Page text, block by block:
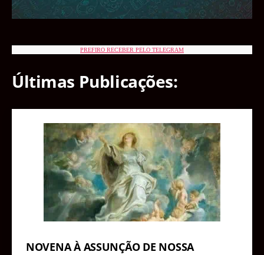
PREFIRO RECEBER PELO TELEGRAM
Últimas Publicações:
NOVENA À ASSUNÇÃO DE NOSSA